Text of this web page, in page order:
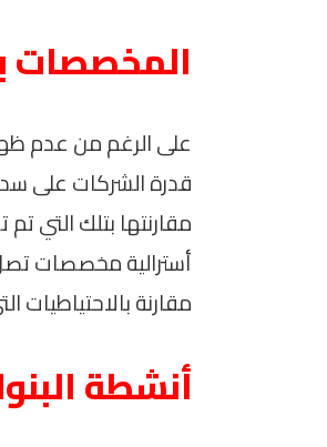
المخصصات
على الرغم من عدم
قدرة الشركات على
مقارنتها بتلك التي
مقارنة بالاحتياطيات
أنشطة